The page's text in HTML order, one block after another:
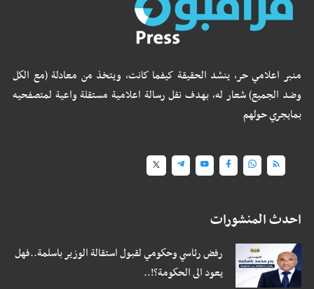
منبر اعلامي حر، ينشد الحقيقة كيفما كانت، ويتخذ من معادلة (مع الكل
وضد الجميع) شعار له، بهدف نقل رسالة اعلامية مستقلة واعية لمتصفحيه
بمايجري حولهم
احدث المنشورات
رفض رئاسي وحكومي لقبول استقالة الوزير باسلمة..فهل
يعود الى الحكومة؟!..